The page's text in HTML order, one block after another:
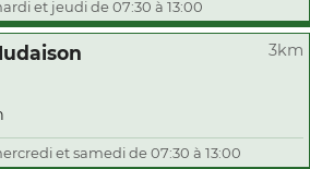
et jeudi de 07:30 à 13:00
3km
et samedi de 07:30 à 13:00